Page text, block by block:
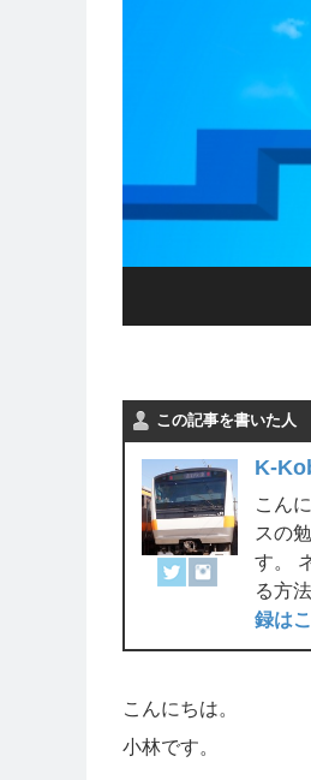
この記事を書いた人
K-
こん
スの
す。
る方
録は
こんにちは。
小林です。